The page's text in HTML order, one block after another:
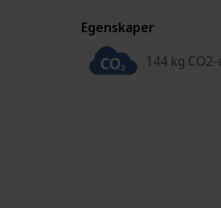
Egenskaper
144 kg CO2-